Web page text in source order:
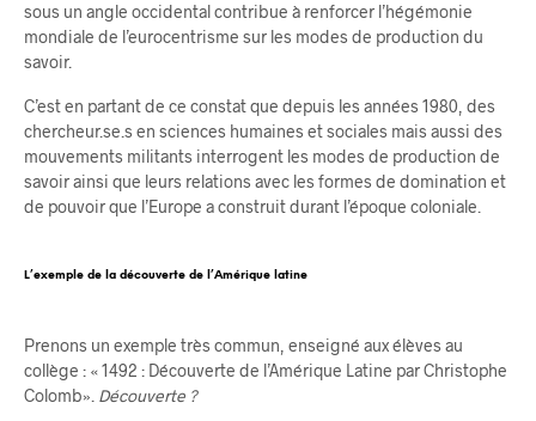
sous un angle occidental contribue à renforcer l’hégémonie
mondiale de l’eurocentrisme sur les modes de production du
savoir.
C’est en partant de ce constat que depuis les années 1980, des
chercheur.se.s en sciences humaines et sociales mais aussi des
mouvements militants interrogent les modes de production de
savoir ainsi que leurs relations avec les formes de domination et
de pouvoir que l’Europe a construit durant l’époque coloniale.
L’exemple de la découverte de l’Amérique latine
Prenons un exemple très commun, enseigné aux élèves au
collège : « 1492 : Découverte de l’Amérique Latine par Christophe
Colomb». Découverte ?